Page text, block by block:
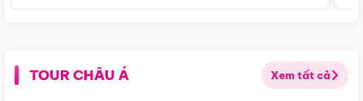
TOUR CHÂU Á Xem tất cả
Điểm nổi bật